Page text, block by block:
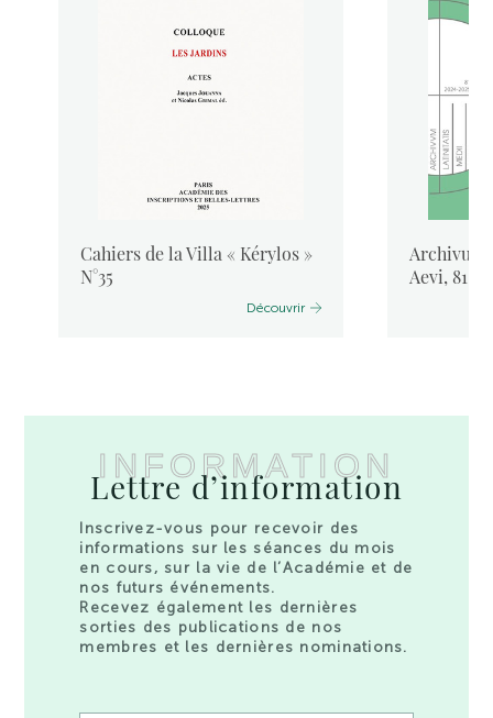
Cahiers de la Villa « Kérylos »
N°35
Découvrir
Aevi, 81,
INFORMATION
Lettre d’information
Inscrivez-vous pour recevoir des
informations sur les séances du mois
en cours, sur la vie de l’Académie et de
nos futurs événements.
Recevez également les dernières
sorties des publications de nos
membres et les dernières nominations.